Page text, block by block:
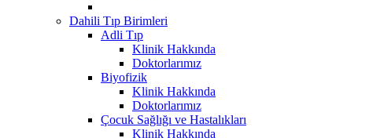
Dahili Tıp Birimleri
Adli Tıp
Klinik Hakkında
Doktorlarımız
Biyofizik
Klinik Hakkında
Doktorlarımız
Çocuk Sağlığı ve Hastalıkları
Klinik Hakkında